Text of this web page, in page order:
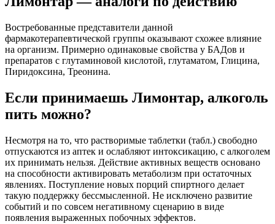
Востребованные представители данной
фармакотерапевтической группы оказывают схожее влияние
на организм. Примерно одинаковые свойства у БАДов и
препаратов с глутаминовой кислотой, глутаматом, Глицина,
Пиридоксина, Треонина.
Если принимаешь Лимонтар, алкоголь
пить можно?
Несмотря на то, что растворимые таблетки (табл.) свободно
отпускаются из аптек и ослабляют интоксикацию, с алкоголем
их принимать нельзя. Действие активных веществ основано
на способности активировать метаболизм при остаточных
явлениях. Поступление новых порций спиртного делает
такую поддержку бессмысленной. Не исключено развитие
событий и по совсем негативному сценарию в виде
появления выраженных побочных эффектов.